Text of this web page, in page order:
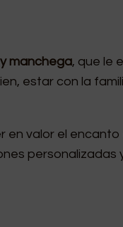
manchega, que le
estar con la
en valor el
personalizadas